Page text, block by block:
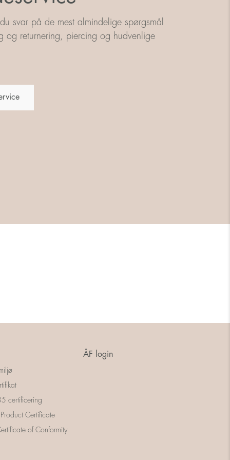
svar på de mest almindelige spørgsmål
og returnering, piercing og hudvenlige
certificering
Certificate
of Conformity
ÅF login